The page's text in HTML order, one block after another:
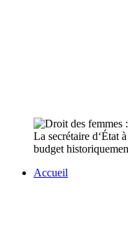
La secrétaire d‘État
budget
Accueil